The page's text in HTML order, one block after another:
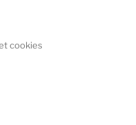
cookies